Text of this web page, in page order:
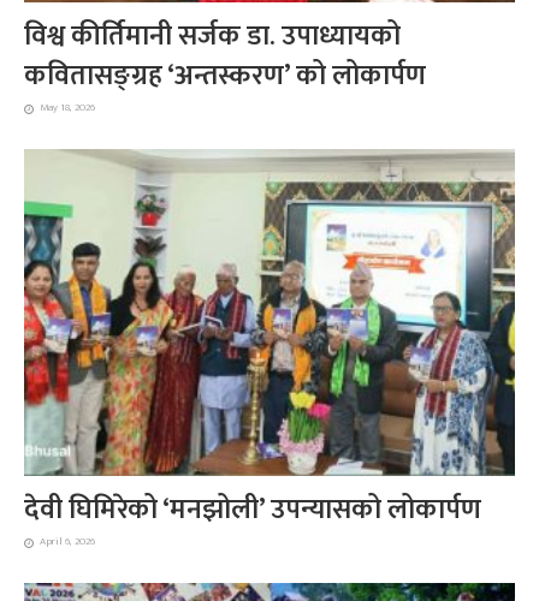
विश्व कीर्तिमानी सर्जक डा. उपाध्यायको
कवितासङ्ग्रह ‘अन्तस्करण’ को लोकार्पण
May 18, 2026
देवी घिमिरेको ‘मनझोली’ उपन्यासको लोकार्पण
April 6, 2026